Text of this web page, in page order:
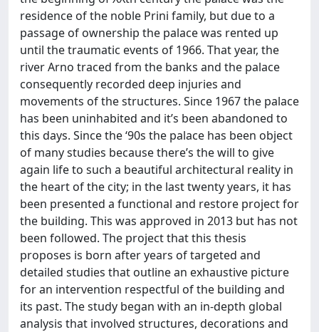
residence of the noble Prini family, but due to a
passage of ownership the palace was rented up
until the traumatic events of 1966. That year, the
river Arno traced from the banks and the palace
consequently recorded deep injuries and
movements of the structures. Since 1967 the palace
has been uninhabited and it’s been abandoned to
this days. Since the ‘90s the palace has been object
of many studies because there’s the will to give
again life to such a beautiful architectural reality in
the heart of the city; in the last twenty years, it has
been presented a functional and restore project for
the building. This was approved in 2013 but has not
been followed. The project that this thesis
proposes is born after years of targeted and
detailed studies that outline an exhaustive picture
for an intervention respectful of the building and
its past. The study began with an in-depth global
analysis that involved structures, decorations and